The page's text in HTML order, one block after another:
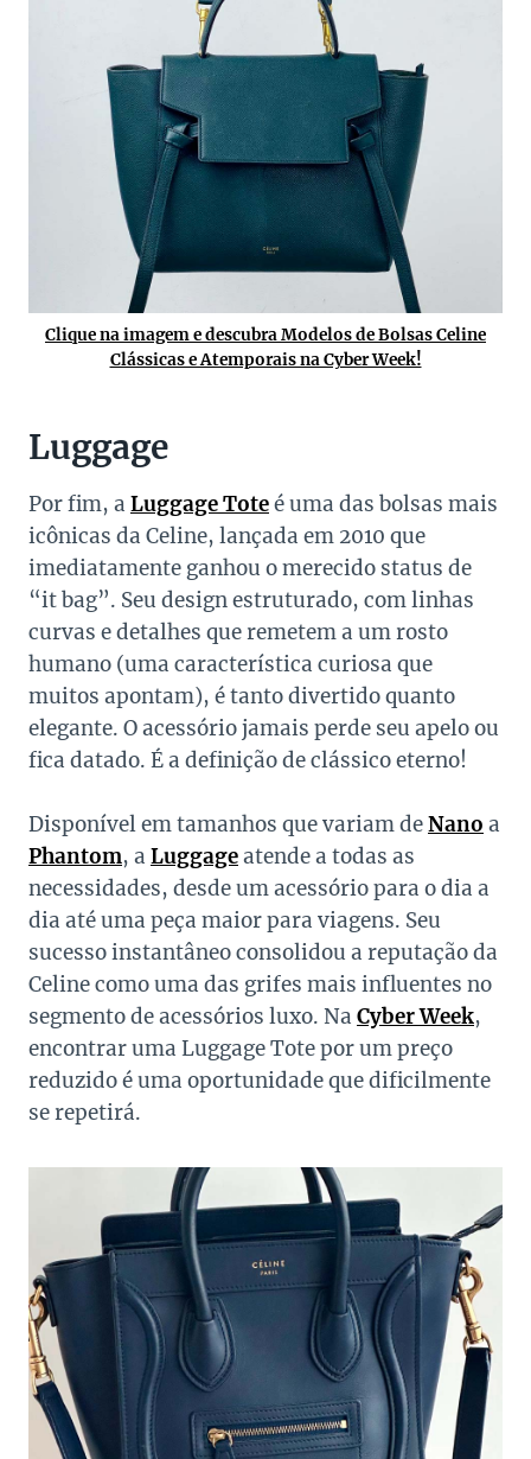
Clique na imagem e descubra Modelos de Bolsas Celine
Clássicas e Atemporais na Cyber Week!
Luggage
Por fim, a Luggage Toteé uma das bolsas mais
icônicas da Celine, lançada em 2010 que
imediatamente ganhou o merecido status de
“it bag”. Seu design estruturado, com linhas
curvas e detalhes que remetem a um rosto
humano (uma característica curiosa que
muitos apontam), é tanto divertido quanto
elegante. O acessório jamais perde seu apelo ou
fica datado. É a definição de clássico eterno!
Disponível em tamanhos que variam deNano a
Phantom, a Luggageatende a todas as
necessidades, desde um acessório para o dia a
dia até uma peça maior para viagens. Seu
sucesso instantâneo consolidou a reputação da
Celine como uma das grifes mais influentes no
segmento de acessórios luxo. Na Cyber Week,
encontrar uma Luggage Tote por um preço
reduzido é uma oportunidade que dificilmente
se repetirá.